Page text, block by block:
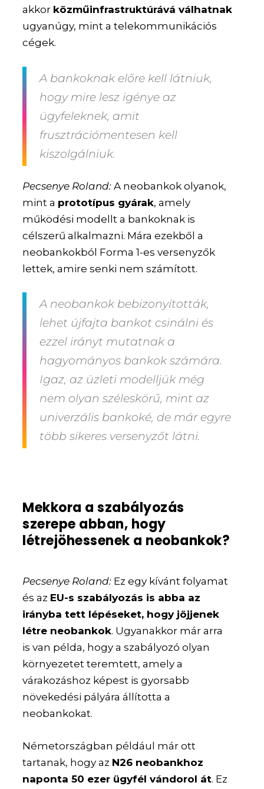
akkor közműinfrastruktúrává válhatnak
ugyanúgy, mint a telekommunikációs
cégek.
A bankoknak előre kell látniuk,
hogy mire lesz igénye az
ügyfeleknek, amit
frusztrációmentesen kell
kiszolgálniuk.
Pecsenye Roland: A neobankok olyanok,
mint a prototípus gyárak, amely
működési modellt a bankoknak is
célszerű alkalmazni. Mára ezekből a
neobankokból Forma 1-es versenyzők
lettek, amire senki nem számított.
A neobankok bebizonyították,
lehet újfajta bankot csinálni és
ezzel irányt mutatnak a
hagyományos bankok számára.
Igaz, az üzleti modelljük még
nem olyan széleskörű, mint az
univerzális bankoké, de már egyre
több sikeres versenyzőt látni.
Mekkora a szabályozás
szerepe abban, hogy
létrejöhessenek a neobankok?
Pecsenye Roland: Ez egy kívánt folyamat
és az EU-s szabályozás is abba az
irányba tett lépéseket, hogy jöjjenek
létre neobankok. Ugyanakkor már arra
is van példa, hogy a szabályozó olyan
környezetet teremtett, amely a
várakozáshoz képest is gyorsabb
növekedési pályára állította a
neobankokat.
Németországban például már ott
tartanak, hogy az N26 neobankhoz
naponta 50 ezer ügyfél vándorol át. Ez